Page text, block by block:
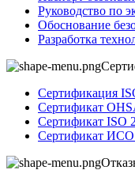
Руководство по
Обоснование
Разработка
Сертификация
Сертификат
Сертификат
Сертификат ИСО